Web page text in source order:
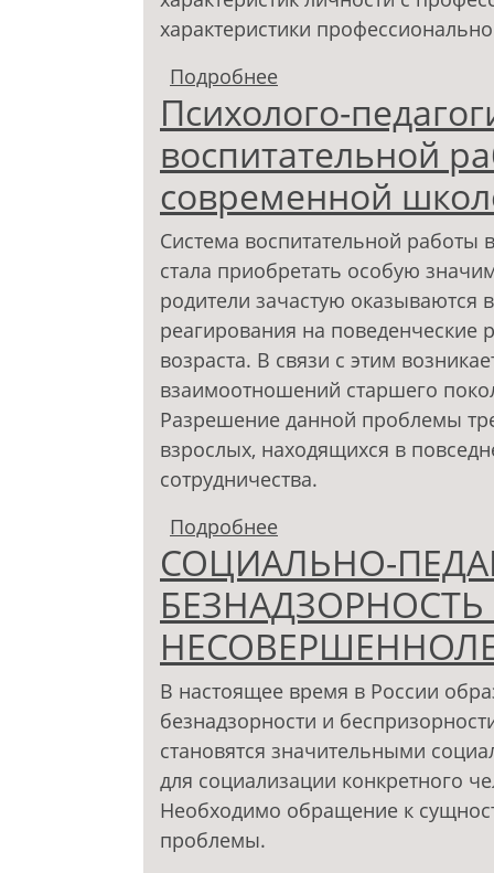
характеристики
Подробнее
Психолого-
воспитательной
современной
Система воспитательной
стала приобретать особую
родители зачастую оказываются
реагирования на поведенческие
возраста. В связи с этим
взаимоотношений старшего
Разрешение данной проблемы
взрослых, находящихся в
сотрудничества.
Подробнее
подростками в
СОЦИАЛЬНО-
В настоящее время в России
безнадзорности и
становятся значительными
для социализации конкретного
Необходимо обращение к
проблемы.